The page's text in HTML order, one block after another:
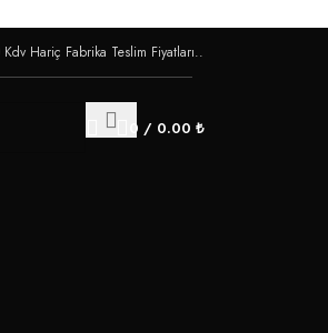
Kdv Hariç Fabrika Teslim Fiyatları..
0 / 0.00 ₺